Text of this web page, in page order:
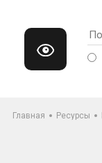
Главная Ресурсы